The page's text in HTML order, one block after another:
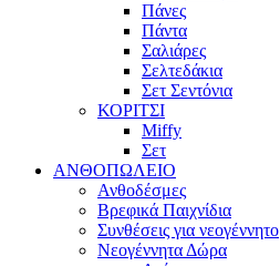
Πάνες
Πάντα
Σαλιάρες
Σελτεδάκια
Σετ Σεντόνια
ΚΟΡΙΤΣΙ
Miffy
Σετ
ΑΝΘΟΠΩΛΕΙΟ
Ανθοδέσμες
Βρεφικά Παιχνίδια
Συνθέσεις για νεογέννητο
Νεογέννητα Δώρα